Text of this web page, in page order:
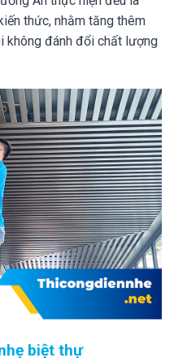
thức, nhằm tăng thêm
không đánh đổi chất lượng
biệt thự